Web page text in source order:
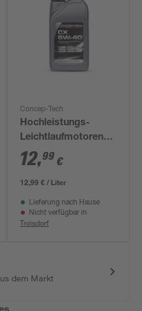
Concep-Tech
Hochleistungs-
Leichtlaufmotorenöl
CX 5W-40, 1 l
12,99 €
12,99 € / Liter
Lieferung nach Hause
Nicht verfügbar in
Troisdorf
dem Markt